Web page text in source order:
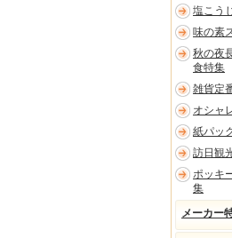
塩こう
味の素
秋の夜
食特集
雑貨定
オシャ
紙パッ
訪日観
ポッキ
集
メーカー